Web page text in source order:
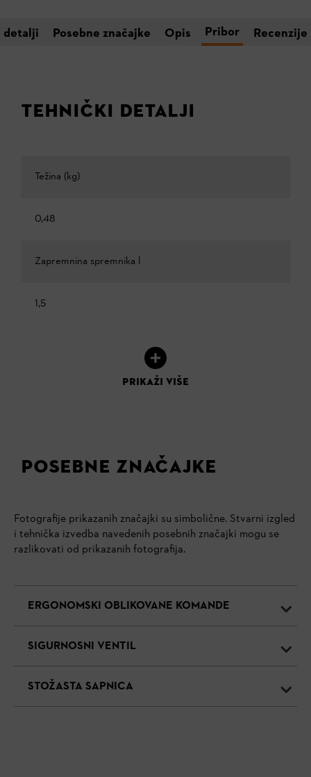
detalji Posebne značajke Opis Pribor Recenzije
TEHNIČKI DETALJI
Težina (kg)
0,48
Zapremnina spremnika l
1,5
PRIKAŽI VIŠE
POSEBNE ZNAČAJKE
Fotografije prikazanih značajki su simbolične. Stvarni izgled
i tehnička izvedba navedenih posebnih značajki mogu se
razlikovati od prikazanih fotografija.
ERGONOMSKI OBLIKOVANE KOMANDE
SIGURNOSNI VENTIL
STOŽASTA SAPNICA